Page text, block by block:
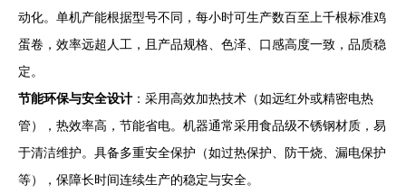
动化。单机产能根据型号不同，每小时可生产数百至上千根标准鸡
蛋卷，效率远超人工，且产品规格、色泽、口感高度一致，品质稳
定。
节能环保与安全设计 ：采用高效加热技术（如远红外或精密电热
管），热效率高，节能省电。机器通常采用食品级不锈钢材质，易
于清洁维护。具备多重安全保护（如过热保护、防干烧、漏电保护
等），保障长时间连续生产的稳定与安全。